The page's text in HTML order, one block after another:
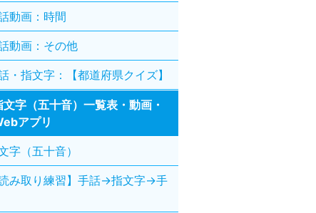
動画：時間
動画：その他
・指文字：【都道府県クイズ】
文字（五十音）一覧表・動画・
アプリ
字（五十音）
読み取り練習】手話→指文字→手